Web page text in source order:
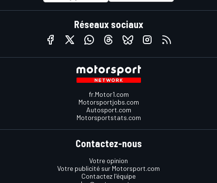
Réseaux sociaux
fr.Motor1.com
Motorsportjobs.com
Autosport.com
Motorsportstats.com
Contactez-nous
Votre opinion
Votre publicité sur Motorsport.com
Contactez l'équipe